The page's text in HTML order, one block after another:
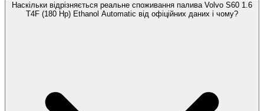
Наскільки відрізняється реальне споживання палива Volvo S60 1.6
T4F (180 Hp) Ethanol Automatic від офіційних даних і чому?